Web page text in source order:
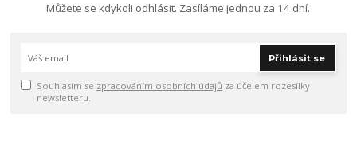
Můžete se kdykoli odhlásit. Zasíláme jednou za 14 dní.
Přihlásit se
Souhlasím se zpracováním osobních údajů za účelem rozesílky
newsletteru.